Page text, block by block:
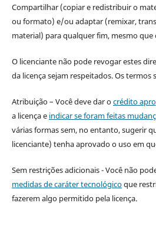
Compartilhar (copiar e redistribuir o
ou formato) e/ou adaptar (remixar,
material) para qualquer fim, mesmo que
O licenciante não pode revogar estes
da licença sejam respeitados. Os termos
Atribuição – Você deve dar ocrédito
a licença e indicar se foram feitas
várias formas sem, no entanto, sugerir
licenciante) tenha aprovado o uso em
Sem restrições adicionais - Você não
medidas de caráter tecnológicoque
fazerem algo permitido pela licença.